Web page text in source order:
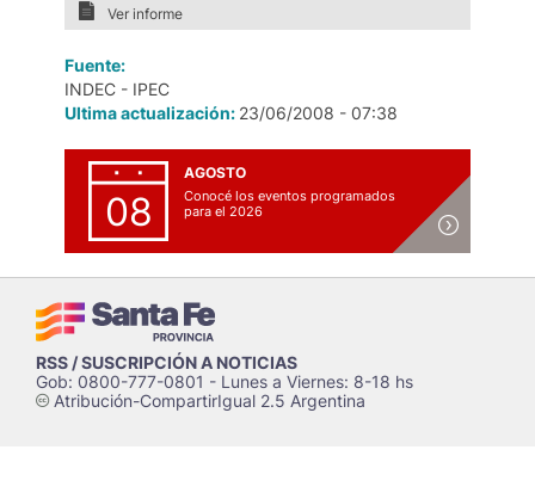
Ver informe
Fuente:
INDEC - IPEC
Ultima actualización: 23/06/2008 - 07:38
08
AGOSTO
Conocé los eventos programados
para el 2026
RSS / SUSCRIPCIÓN A NOTICIAS
Gob: 0800-777-0801 - Lunes a Viernes: 8-18 hs
cAtribución-CompartirIgual 2.5 Argentina